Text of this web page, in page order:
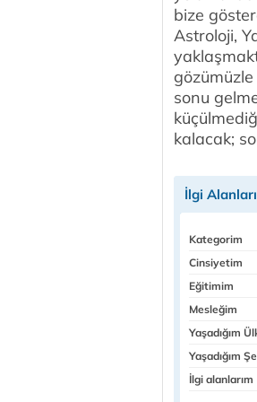
bize
Astroloji,
sonu
kalacak;
İlgi
Kategorim
Cinsiyetim
Eğitimim
Mesleğim
Yaşadığım
Yaşadığım
İlgi alanlarım